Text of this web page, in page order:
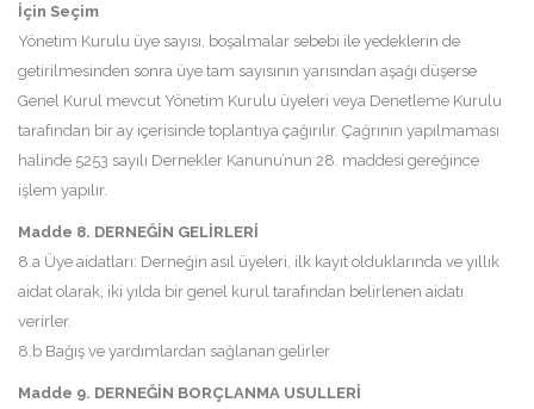
İçin Seçim
Yönetim Kurulu üye sayısı, boşalmalar sebebi ile yedeklerin de
getirilmesinden sonra üye tam sayısının yarısından aşağı düşerse
Genel Kurul mevcut Yönetim Kurulu üyeleri veya Denetleme Kurulu
tarafından bir ay içerisinde toplantıya çağırılır. Çağrının yapılmaması
halinde 5253 sayılı Dernekler Kanunu’nun 28. maddesi gereğince
işlem yapılır.
Madde 8. DERNEĞİN GELİRLERİ
8.a Üye aidatları: Derneğin asıl üyeleri, ilk kayıt olduklarında ve yıllık
aidat olarak, iki yılda bir genel kurul tarafından belirlenen aidatı
verirler.
8.b Bağış ve yardımlardan sağlanan gelirler
Madde 9. DERNEĞİN BORÇLANMA USULLERİ